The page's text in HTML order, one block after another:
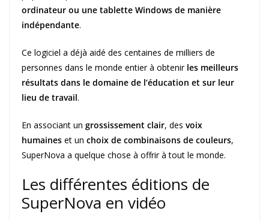
ordinateur ou une tablette Windows de manière
indépendante.
Ce logiciel a déjà aidé des centaines de milliers de
personnes dans le monde entier à obtenir les meilleurs
résultats dans le domaine de l’éducation et sur leur
lieu de travail.
En associant un grossissement clair, des voix
humaines et un choix de combinaisons de couleurs,
SuperNova a quelque chose à offrir à tout le monde.
Les différentes éditions de
SuperNova en vidéo